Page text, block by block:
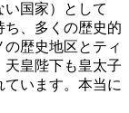
い国家）として
ち、多くの歴史的
歴史地区とティ
天皇陛下も皇太子
ています。本当に